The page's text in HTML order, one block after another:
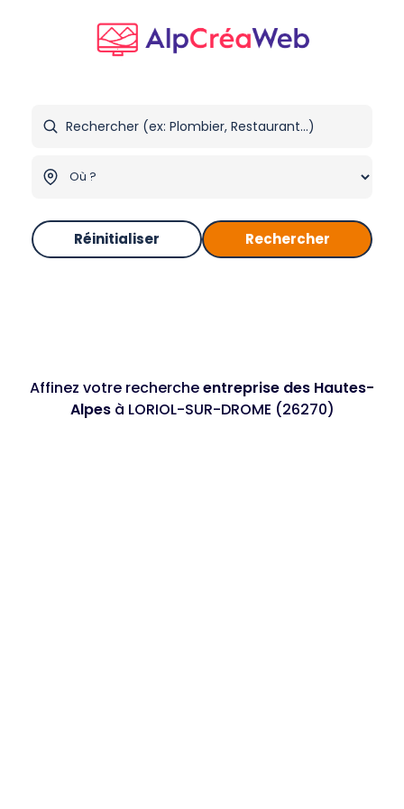
Réinitialiser Rechercher
Affinez votre rechercheentreprise des Hautes-
Alpesà LORIOL-SUR-DROME (26270)